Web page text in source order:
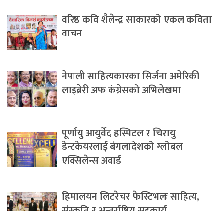
वरिष्ठ कवि शैलेन्द्र साकारको एकल कविता
वाचन
नेपाली साहित्यकारका सिर्जना अमेरिकी
लाइब्रेरी अफ कंग्रेसको अभिलेखमा
पूर्णायु आयुर्वेद हस्पिटल र चिरायु
डेन्टकेयरलाई बंगलादेशको ग्लोबल
एक्सिलेन्स अवार्ड
हिमालयन लिटरेचर फेस्टिभलः साहित्य,